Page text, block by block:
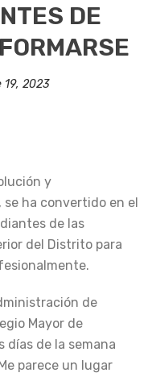
DE
19, 2023
y
ha convertido en el
de las
del Distrito para
de
Mayor de
días de la semana
parece un lugar